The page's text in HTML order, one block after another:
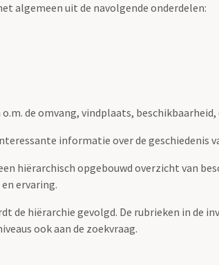
algemeen uit de navolgende onderdelen:
de omvang, vindplaats,
informatie over de geschiedenis
hiërarchisch opgebouwd overzicht van
ervaring.
de hiërarchie gevolgd. De rubrieken in de
ook aan de zoekvraag.